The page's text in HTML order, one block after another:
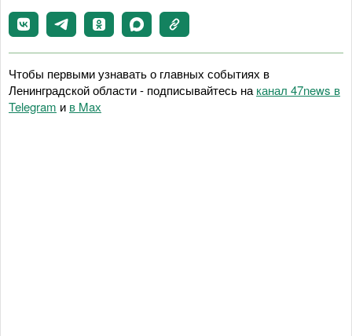
Чтобы первыми узнавать о главных событиях в
Ленинградской области - подписывайтесь наканал 47news в
Telegram и в Maх